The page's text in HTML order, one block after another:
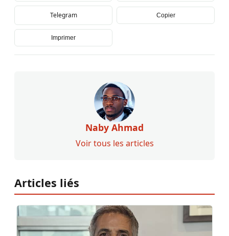
Telegram Copier
Imprimer
Naby Ahmad
Voir tous les articles
Articles liés